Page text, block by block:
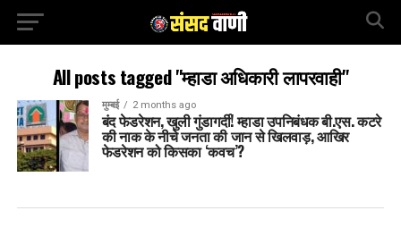
All posts tagged "म्हाडा अधिकारी लापरवाही"
मुम्बई 2 months ago
बंद फेडरेशन, खुली गुंडागर्दी! म्हाडा उपनिबंधक बी.एस. कटरे
की नाक के नीचे जनता की जान से खिलवाड़, आखिर
फेडरेशन को किसका ‘कवच’?